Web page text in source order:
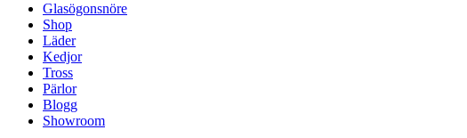
Glasögonsnöre
Shop
Läder
Kedjor
Tross
Pärlor
Blogg
Showroom